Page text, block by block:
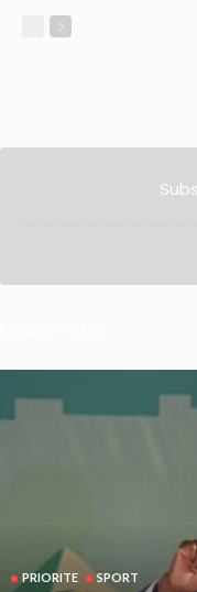
PRIORITE SPORT